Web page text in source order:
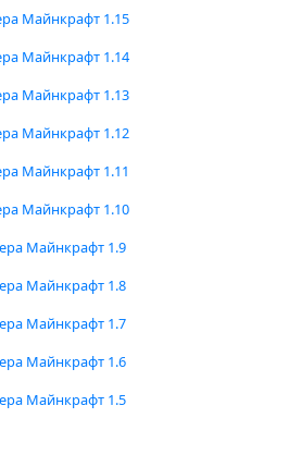
Майнкрафт 1.15
Майнкрафт 1.14
Майнкрафт 1.13
Майнкрафт 1.12
Майнкрафт 1.11
Майнкрафт 1.10
Майнкрафт 1.9
Майнкрафт 1.8
Майнкрафт 1.7
Майнкрафт 1.6
Майнкрафт 1.5